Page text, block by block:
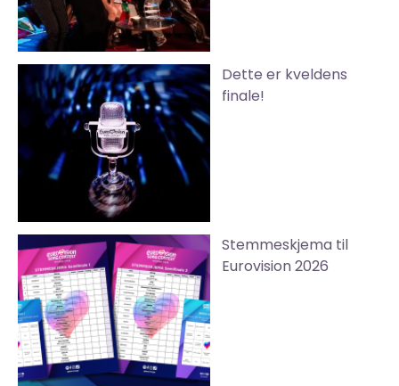
Dette er kveldens
finale!
Stemmeskjema til
Eurovision 2026